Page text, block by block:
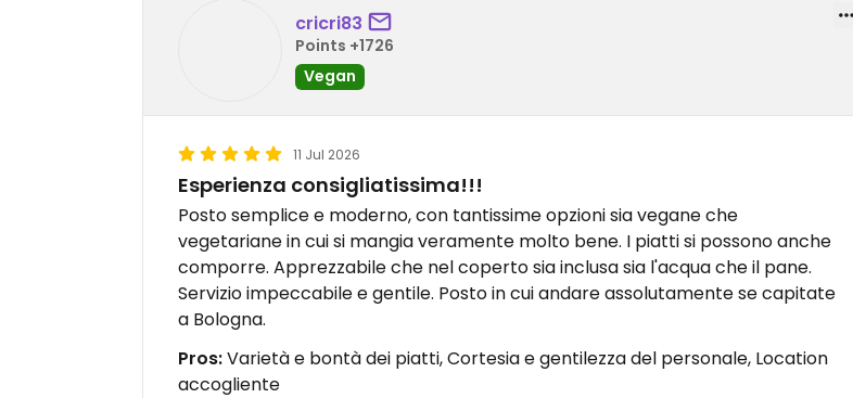
cricri83
Points +1726
Vegan
11 Jul 2026
Esperienza consigliatissima!!!
Posto semplice e moderno, con tantissime opzioni sia vegane che
vegetariane in cui si mangia veramente molto bene. I piatti si possono anche
comporre. Apprezzabile che nel coperto sia inclusa sia l'acqua che il pane.
Servizio impeccabile e gentile. Posto in cui andare assolutamente se capitate
a Bologna.
Pros:Varietà e bontà dei piatti, Cortesia e gentilezza del personale, Location
accogliente